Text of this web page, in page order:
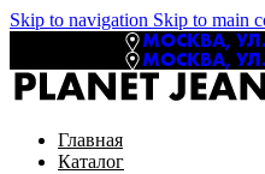
Skip to navigation Skip to main
МОСКВА,
МОСКВА,
Главная
Каталог